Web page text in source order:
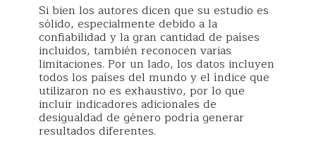
Si bien los autores dicen que su estudio es
sólido, especialmente debido a la
confiabilidad y la gran cantidad de países
incluidos, también reconocen varias
limitaciones. Por un lado, los datos incluyen
todos los países del mundo y el índice que
utilizaron no es exhaustivo, por lo que
incluir indicadores adicionales de
desigualdad de género podría generar
resultados diferentes.